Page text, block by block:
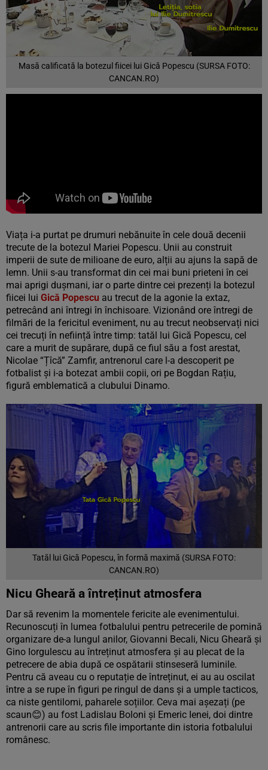
Masă calificată la botezul fiicei lui Gică Popescu (SURSA FOTO:
CANCAN.RO)
Viața i-a purtat pe drumuri nebănuite în cele două decenii
trecute de la botezul Mariei Popescu. Unii au construit
imperii de sute de milioane de euro, alții au ajuns la sapă de
lemn. Unii s-au transformat din cei mai buni prieteni în cei
mai aprigi dușmani, iar o parte dintre cei prezenți la botezul
fiicei lui Gică Popescu au trecut de la agonie la extaz,
petrecând ani întregi în închisoare. Vizionând ore întregi de
filmări de la fericitul eveniment, nu au trecut neobservați nici
cei trecuți în neființă între timp: tatăl lui Gică Popescu, cel
care a murit de supărare, după ce fiul său a fost arestat,
Nicolae “Țîcă” Zamfir, antrenorul care l-a descoperit pe
fotbalist și i-a botezat ambii copii, ori pe Bogdan Rațiu,
figură emblematică a clubului Dinamo.
Tatăl lui Gică Popescu, în formă maximă (SURSA FOTO:
CANCAN.RO)
Nicu Gheară a întreținut atmosfera
Dar să revenim la momentele fericite ale evenimentului.
Recunoscuți în lumea fotbalului pentru petrecerile de pomină
organizare de-a lungul anilor, Giovanni Becali, Nicu Gheară și
Gino Iorgulescu au întreținut atmosfera și au plecat de la
petrecere de abia după ce ospătarii stinseseră luminile.
Pentru că aveau cu o reputație de întreținut, ei au au oscilat
între a se rupe în figuri pe ringul de dans și a umple tacticos,
ca niste gentilomi, paharele soțiilor. Ceva mai așezați (pe
scaun😊) au fost Ladislau Boloni și Emeric Ienei, doi dintre
antrenorii care au scris file importante din istoria fotbalului
românesc.